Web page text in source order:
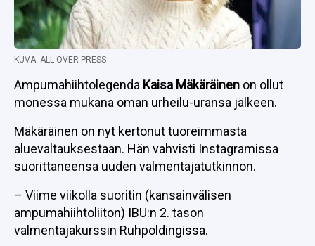
KUVA: ALL OVER PRESS
Ampumahiihtolegenda Kaisa Mäkäräinen on ollut
monessa mukana oman urheilu-uransa jälkeen.
Mäkäräinen on nyt kertonut tuoreimmasta
aluevaltauksestaan. Hän vahvisti Instagramissa
suorittaneensa uuden valmentajatutkinnon.
– Viime viikolla suoritin (kansainvälisen
ampumahiihtoliiton) IBU:n 2. tason
valmentajakurssin Ruhpoldingissa.